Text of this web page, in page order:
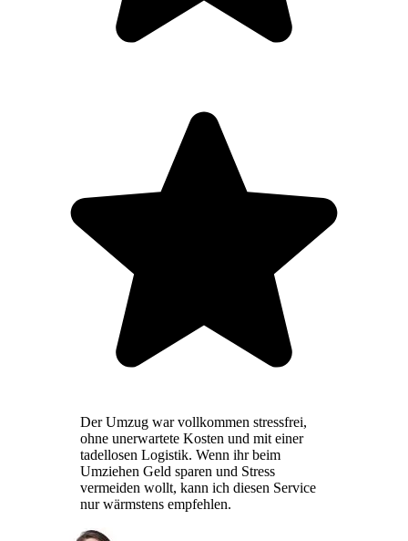
Der Umzug war vollkommen stressfrei,
ohne unerwartete Kosten und mit einer
tadellosen Logistik. Wenn ihr beim
Umziehen Geld sparen und Stress
vermeiden wollt, kann ich diesen Service
nur wärmstens empfehlen.